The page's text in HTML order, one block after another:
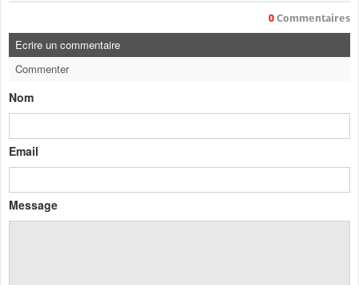
0 Commentaires
Ecrire un commentaire
Commenter
Nom
Email
Message